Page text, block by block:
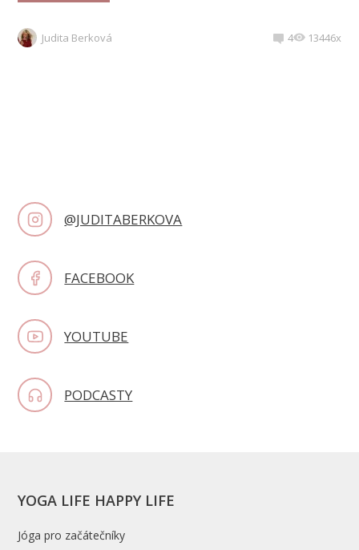
Judita Berková 4 13446x
@JUDITABERKOVA
FACEBOOK
YOUTUBE
PODCASTY
YOGA LIFE HAPPY LIFE
Jóga pro začátečníky